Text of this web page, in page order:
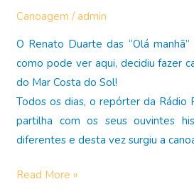
Canoagem /admin
O Renato Duarte das “Olá manhã”
como pode ver aqui, decidiu fazer
do Mar Costa do Sol!
Todos os dias, o repórter da Rádio
partilha com os seus ouvintes
diferentes e desta vez surgiu a
Rádio
Read More »